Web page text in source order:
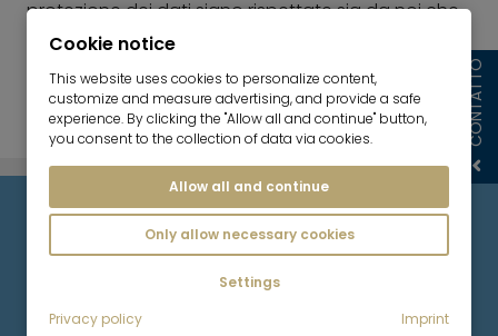
protezione dei dati siano rispettate sia da noi che
dai fornitori di servizi esterni. Tutte le informazioni
Lodge GmbH
La vostra persona di contatto
CONTATTO
Cookie notice
This website uses cookies to personalize content,
customize and measure advertising, and provide a safe
experience. By clicking the "Allow all and continue" button,
you consent to the collection of data via cookies.
Allow all and continue
Only allow necessary cookies
Settings
Privacy policy
Imprint